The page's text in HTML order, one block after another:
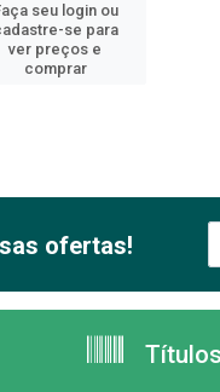
seu login ou
se para
ver preços e
comprar
ofertas!
Títulos